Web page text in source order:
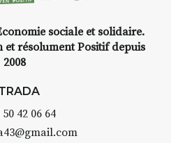
sociale et solidaire.
et résolument Positif depuis
2008
50 42 06 64